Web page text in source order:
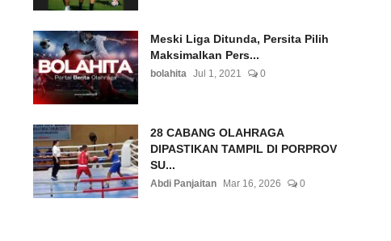
Meski Liga Ditunda, Persita Pilih
Maksimalkan Pers...
bolahita Jul 1, 2021 0
28 CABANG OLAHRAGA
DIPASTIKAN TAMPIL DI PORPROV
SU...
Abdi Panjaitan Mar 16, 2026 0